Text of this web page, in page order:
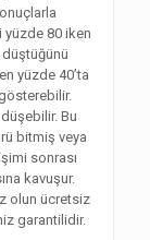
yüzde 80 iken
düştüğünü
yüzde 40’ta
düşebilir. Bu
bitmiş veya
sonrası
kavuşur.
olun ücretsiz
garantilidir.